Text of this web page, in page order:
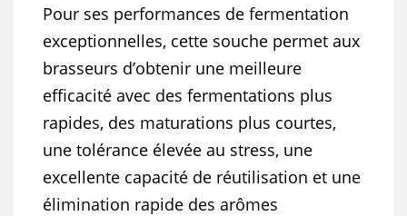
Pour ses performances de fermentation
exceptionnelles, cette souche permet aux
brasseurs d’obtenir une meilleure
efficacité avec des fermentations plus
rapides, des maturations plus courtes,
une tolérance élevée au stress, une
excellente capacité de réutilisation et une
élimination rapide des arômes